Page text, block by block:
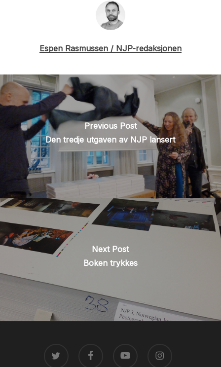
Espen Rasmussen / NJP-redaksjonen
Previous Post
Den tredje utgaven av NJP lansert
Next Post
Boken trykkes
FACEBOOK